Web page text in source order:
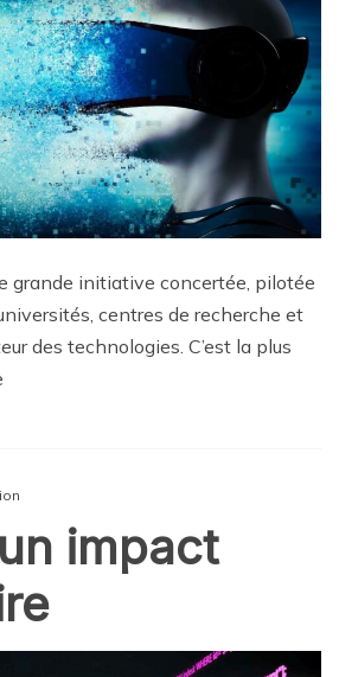
grande initiative concertée, pilotée
centres de recherche et
des technologies. C’est la plus
impact